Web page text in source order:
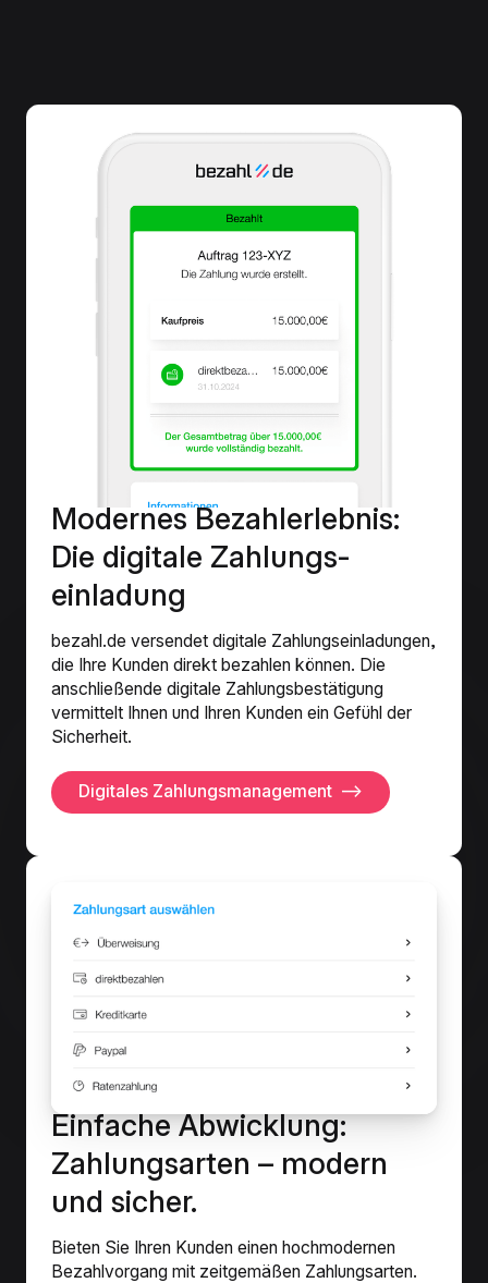
Modernes Bezahlerlebnis:
Die digitale Zahlungs­
einladung
bezahl.de versendet digitale Zahlungseinladungen,
die Ihre Kunden direkt bezahlen können. Die
anschließende digitale Zahlungsbestätigung
vermittelt Ihnen und Ihren Kunden ein Gefühl der
Sicherheit.
Digitales Zahlungsmanagement ⟶
Einfache Abwicklung:
Zahlungsarten – modern
und sicher.
Bieten Sie Ihren Kunden einen hochmodernen
Bezahlvorgang mit zeitgemäßen Zahlungsarten.